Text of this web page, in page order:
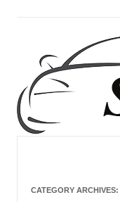
CATEGORY ARCHIVES: